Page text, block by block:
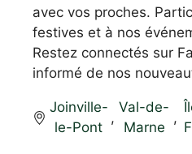
avec vos proches.
festives et à nos
Restez connectés sur
informé de nos
Joinville-
le-Pont
,
Val-de-
Marne
,